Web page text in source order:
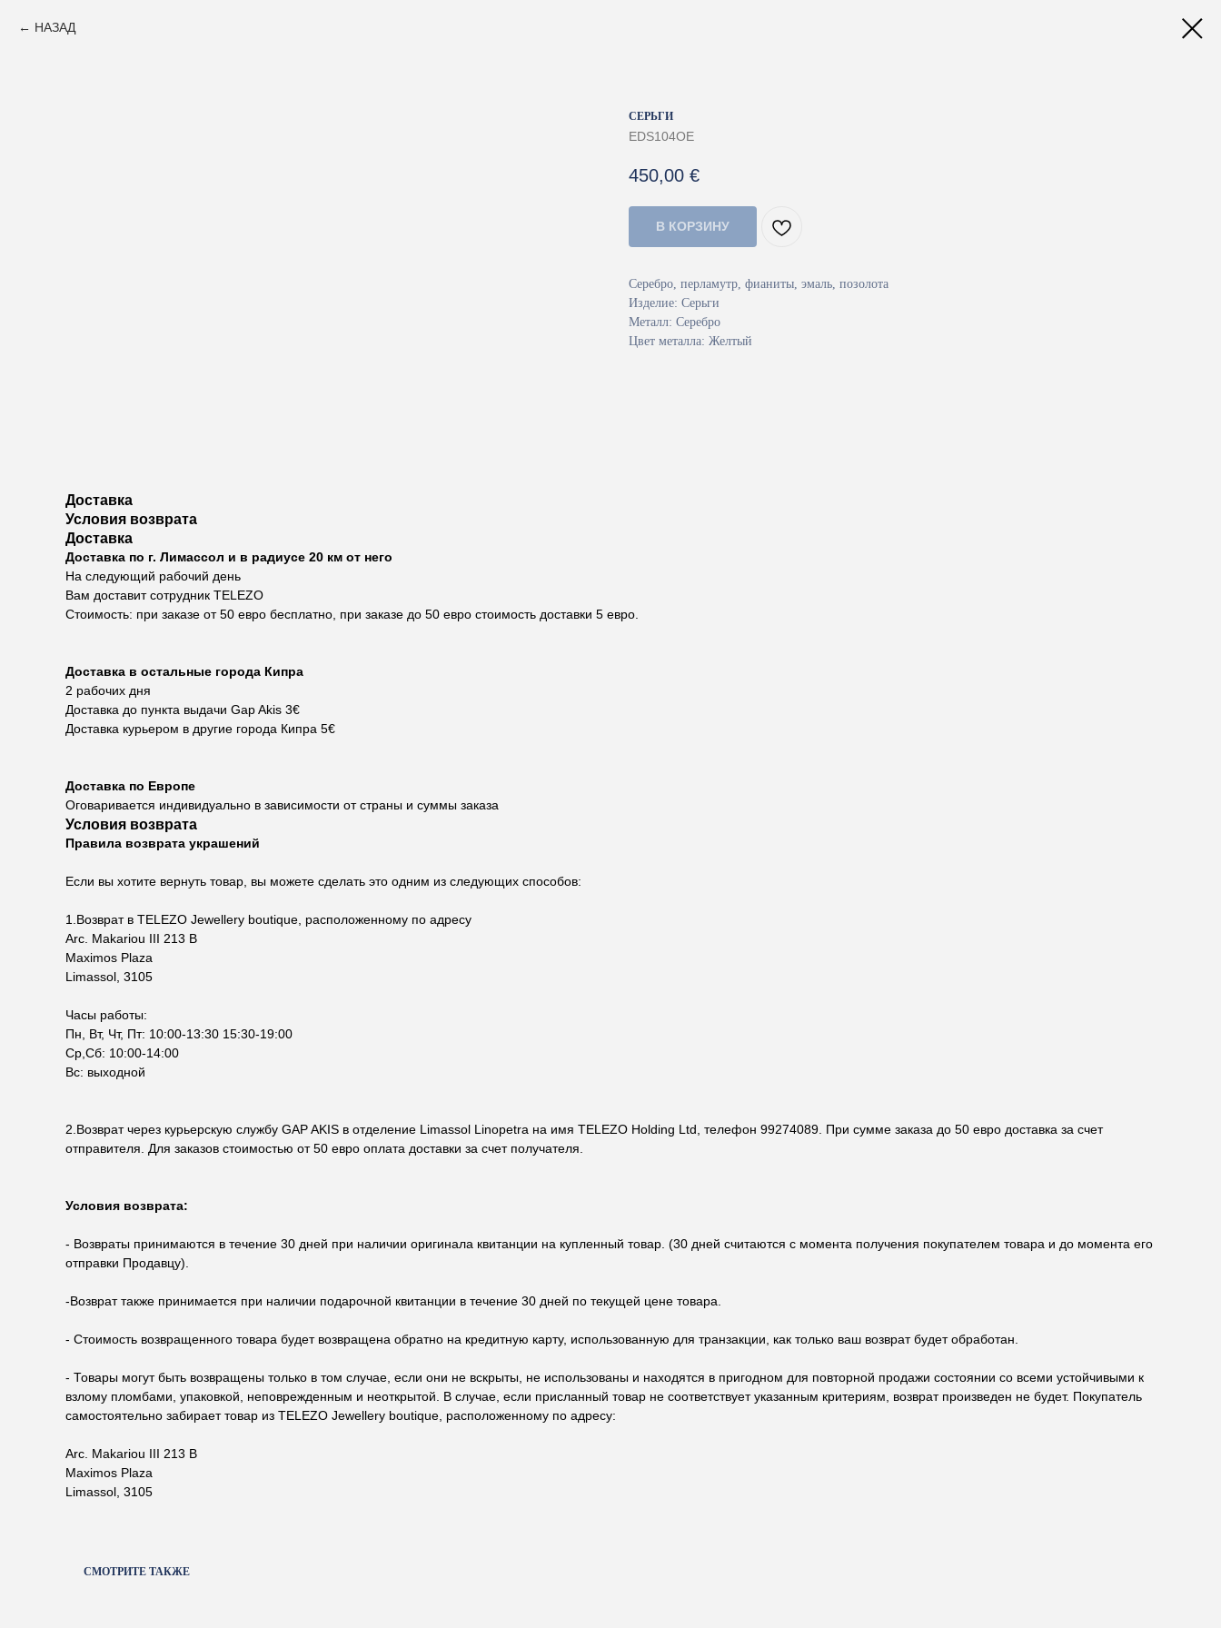
НАЗАД
СЕРЬГИ
EDS104OE
450,00 €
В КОРЗИНУ
Серебро, перламутр, фианиты, эмаль, позолота
Изделие: Серьги
Металл: Серебро
Цвет металла: Желтый
Доставка
Условия возврата
Доставка
Доставка по г. Лимассол и в радиусе 20 км от него
На следующий рабочий день
Вам доставит сотрудник TELEZO
Стоимость: при заказе от 50 евро бесплатно, при заказе до 50 евро стоимость доставки 5 евро.
Доставка в остальные города Кипра
2 рабочих дня
Доставка до пункта выдачи Gap Akis 3€
Доставка курьером в другие города Кипра 5€
Доставка по Европе
Оговаривается индивидуально в зависимости от страны и суммы заказа
Условия возврата
Правила возврата украшений
Если вы хотите вернуть товар, вы можете сделать это одним из следующих способов:
1.Возврат в TELEZO Jewellery boutique, расположенному по адресу
Arc. Makariou III 213 B
Maximos Plaza
Limassol, 3105
Часы работы:
Пн, Вт, Чт, Пт: 10:00-13:30 15:30-19:00
Ср,Сб: 10:00-14:00
Вс: выходной
2.Возврат через курьерскую службу GAP AKIS в отделение Limassol Linopetra на имя TELEZO Holding Ltd, телефон 99274089. При сумме заказа до 50 евро доставка за счет
отправителя. Для заказов стоимостью от 50 евро оплата доставки за счет получателя.
Условия возврата:
- Возвраты принимаются в течение 30 дней при наличии оригинала квитанции на купленный товар. (30 дней считаются с момента получения покупателем товара и до момента его
отправки Продавцу).
-Возврат также принимается при наличии подарочной квитанции в течение 30 дней по текущей цене товара.
- Стоимость возвращенного товара будет возвращена обратно на кредитную карту, использованную для транзакции, как только ваш возврат будет обработан.
- Товары могут быть возвращены только в том случае, если они не вскрыты, не использованы и находятся в пригодном для повторной продажи состоянии со всеми устойчивыми к
взлому пломбами, упаковкой, неповрежденным и неоткрытой. В случае, если присланный товар не соответствует указанным критериям, возврат произведен не будет. Покупатель
самостоятельно забирает товар из TELEZO Jewellery boutique, расположенному по адресу:
Arc. Makariou III 213 B
Maximos Plaza
Limassol, 3105
СМОТРИТЕ ТАКЖЕ